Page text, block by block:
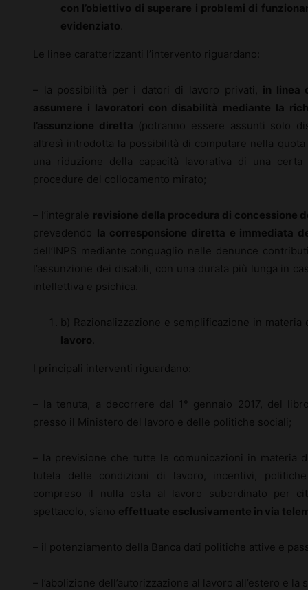
con l’obiettivo di superare i problemi di
evidenziato
Le linee caratterizzanti l’intervento riguardano:
– la possibilità per i datori di lavoro privati, in linea
assumere i lavoratori con disabilità mediante la
l’assunzione diretta (potranno essere assunti solo
altresì introdotta la possibilità di computare nella
una riduzione della capacità lavorativa di una
procedure del collocamento mirato;
– l’integrale revisione della procedura di concessione
prevedendo la corresponsione diretta e immediata
dell’INPS mediante conguaglio nelle denunce
l’assunzione dei disabili, con una durata più lunga in
intellettiva e psichica.
b) Razionalizzazione e semplificazione in materia
lavoro
I principali interventi riguardano:
– la tenuta, a decorrere dal 1° gennaio 2017, del
presso il Ministero del lavoro e delle politiche sociali;
– la previsione che tutte le comunicazioni in materia
tutela delle condizioni di lavoro, incentivi,
compreso il nulla osta al lavoro subordinato per
spettacolo, siano effettuate esclusivamente in via
– il potenziamento della Banca dati politiche attive e
– l’abolizione dell’autorizzazione al lavoro all’estero e